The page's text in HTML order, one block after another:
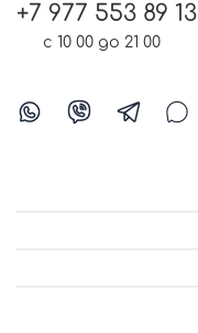
+7 977 553 89 13
с 10 00 до 21 00